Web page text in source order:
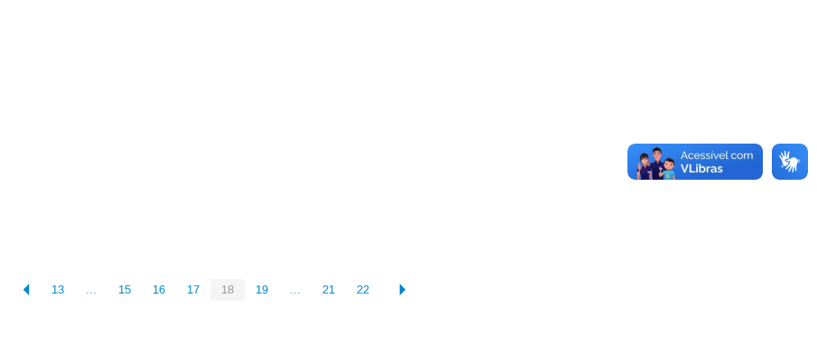
13 ... 15 16 17 18 19 ... 21 22